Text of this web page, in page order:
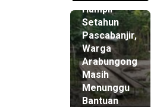
Hampir
Setahun
Pascabanjir,
Warga
Arabungong
Masih
Menunggu
Bantuan